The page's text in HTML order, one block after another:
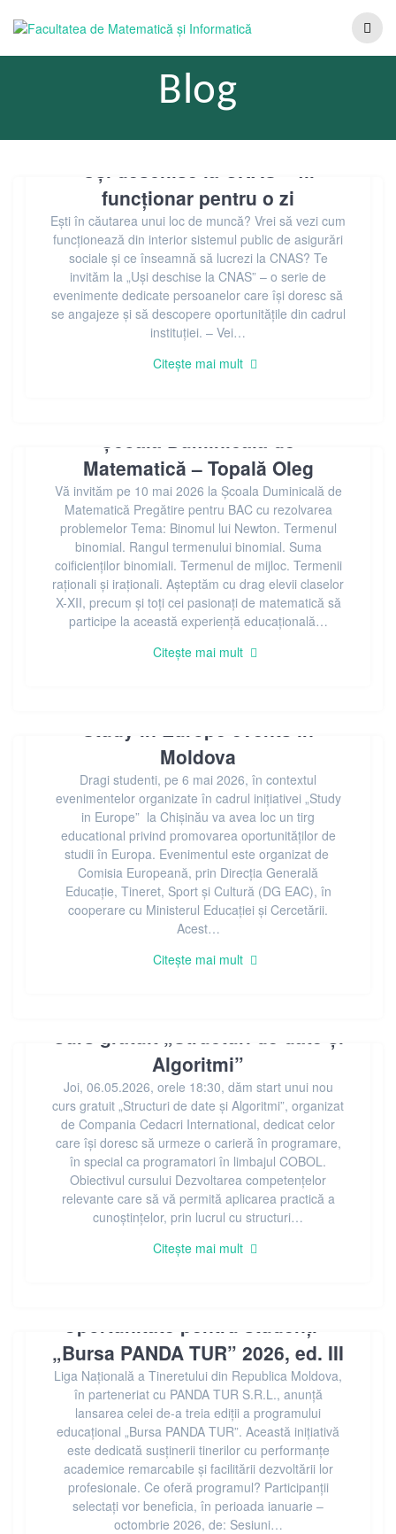
Blog
funcționar pentru o zi
Ești în căutarea unui loc de muncă? Vrei să vezi cum
funcționează din interior sistemul public de asigurări
sociale și ce înseamnă să lucrezi la CNAS? Te
invităm la „Uși deschise la CNAS” – o serie de
evenimente dedicate persoanelor care își doresc să
se angajeze și să descopere oportunitățile din cadrul
instituției. – Vei…
Citește mai mult
Matematică – Topală Oleg
Vă invităm pe 10 mai 2026 la Școala Duminicală de
Matematică Pregătire pentru BAC cu rezolvarea
problemelor Tema: Binomul lui Newton. Termenul
binomial. Rangul termenului binomial. Suma
coificienților binomiali. Termenul de mijloc. Termenii
raționali și iraționali. Așteptăm cu drag elevii claselor
X-XII, precum și toți cei pasionați de matematică să
participe la această experiență educațională…
Citește mai mult
Moldova
Dragi studenti, pe 6 mai 2026, în contextul
evenimentelor organizate în cadrul inițiativei „Study
in Europe” la Chișinău va avea loc un tirg
educational privind promovarea oportunităților de
studii în Europa. Evenimentul este organizat de
Comisia Europeană, prin Direcția Generală
Educație, Tineret, Sport și Cultură (DG EAC), în
cooperare cu Ministerul Educației și Cercetării.
Acest…
Citește mai mult
Algoritmi”
Joi, 06.05.2026, orele 18:30, dăm start unui nou
curs gratuit „Structuri de date și Algoritmi”, organizat
de Compania Cedacri International, dedicat celor
care își doresc să urmeze o carieră în programare,
în special ca programatori în limbajul COBOL.
Obiectivul cursului Dezvoltarea competențelor
relevante care să vă permită aplicarea practică a
cunoștințelor, prin lucrul cu structuri…
Citește mai mult
„Bursa PANDA TUR” 2026, ed. III
Liga Națională a Tineretului din Republica Moldova,
în parteneriat cu PANDA TUR S.R.L., anunță
lansarea celei de-a treia ediții a programului
educațional „Bursa PANDA TUR”. Această inițiativă
este dedicată susținerii tinerilor cu performanțe
academice remarcabile și facilitării dezvoltării lor
profesionale. Ce oferă programul? Participanții
selectați vor beneficia, în perioada ianuarie –
octombrie 2026, de: Sesiuni…